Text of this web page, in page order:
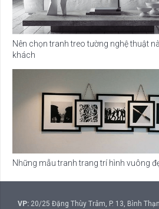
Nên chọn tranh treo tường nghệ thuật
khách
Những mẫu tranh trang trí hình vuông
VP:20/25 Đặng Thùy Trâm, P. 13, Bình